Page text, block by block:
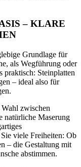
– KLARE
Grundlage für
als Wegführung oder
praktisch: Steinplatten
– ideal also für
zwischen
natürliche Maserung
viele Freiheiten: Ob
– die Gestaltung mit
abstimmen.